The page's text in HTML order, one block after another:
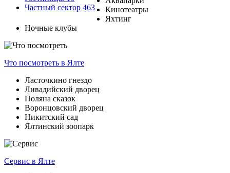
Частный сектор 463
Кинотеатры
Яхтинг
Ночные клубы
Что посмотреть в Ялте
Ласточкино гнездо
Ливадийский дворец
Поляна сказок
Воронцовский дворец
Никитский сад
Ялтинский зоопарк
Сервис в Ялте